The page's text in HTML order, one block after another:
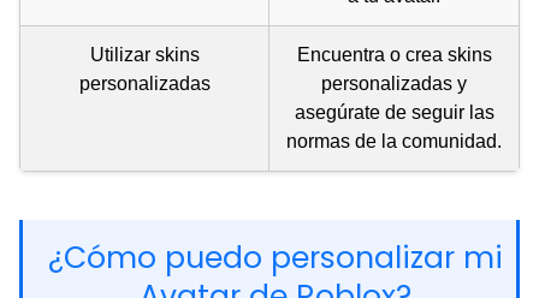
Utilizar skins
personalizadas
Encuentra o crea skins
personalizadas y
asegúrate de seguir las
normas de la comunidad.
¿Cómo puedo personalizar mi